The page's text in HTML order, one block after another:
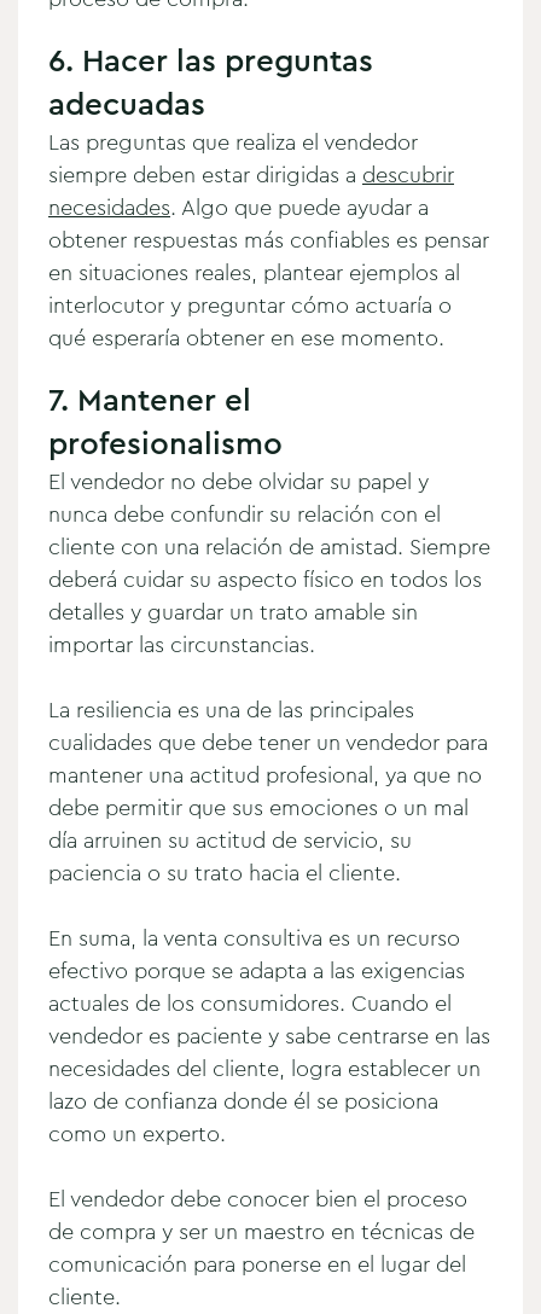
6. Hacer las preguntas
adecuadas
Las preguntas que realiza el vendedor
siempre deben estar dirigidas a descubrir
necesidades. Algo que puede ayudar a
obtener respuestas más confiables es pensar
en situaciones reales, plantear ejemplos al
interlocutor y preguntar cómo actuaría o
qué esperaría obtener en ese momento.
7. Mantener el
profesionalismo
El vendedor no debe olvidar su papel y
nunca debe confundir su relación con el
cliente con una relación de amistad. Siempre
deberá cuidar su aspecto físico en todos los
detalles y guardar un trato amable sin
importar las circunstancias.
La resiliencia es una de las principales
cualidades que debe tener un vendedor para
mantener una actitud profesional, ya que no
debe permitir que sus emociones o un mal
día arruinen su actitud de servicio, su
paciencia o su trato hacia el cliente.
En suma, la venta consultiva es un recurso
efectivo porque se adapta a las exigencias
actuales de los consumidores. Cuando el
vendedor es paciente y sabe centrarse en las
necesidades del cliente, logra establecer un
lazo de confianza donde él se posiciona
como un experto.
El vendedor debe conocer bien el proceso
de compra y ser un maestro en técnicas de
comunicación para ponerse en el lugar del
cliente.